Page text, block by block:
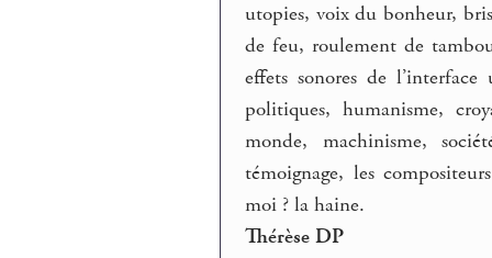
utopies, voix du bonheur,
de feu, roulement de
effets sonores de
politiques, humanisme,
monde, machinisme,
témoignage, les
moi ? la haine.
Thérèse DP